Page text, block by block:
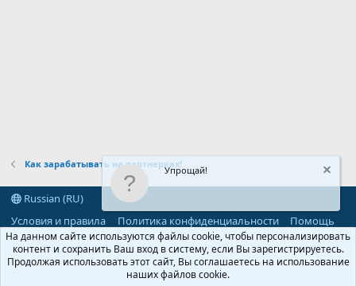
Как зарабатывать на партнерках!
Russian (RU)
Условия и правила
Политика конфиденциальности Помощь
R
S
Community platform by XenForo® © 2010-2026 XenForo Ltd.
Parts of this site powered byadd-ons from DragonByte™
Упрощай!
На данном сайте используются файлы cookie, чтобы персонализировать
контент и сохранить Ваш вход в систему, если Вы зарегистрируетесь.
Продолжая использовать этот сайт, Вы соглашаетесь на использование
наших файлов cookie.